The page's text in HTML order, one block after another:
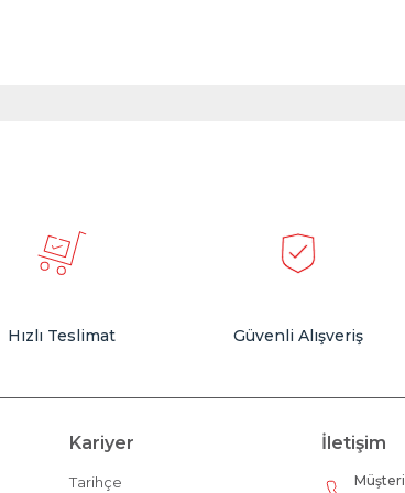
Hızlı Teslimat Güvenli Alışveriş
Kariyer
Tarihçe
İletişim